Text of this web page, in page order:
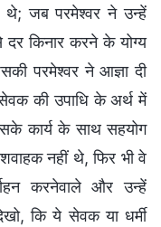
थे; जब परमेश्वर ने उन्हें
किनार करने के योग्य
परमेश्वर ने आज्ञा दी
की उपाधि के अर्थ में
कार्य के साथ सहयोग
नहीं थे, फिर भी वे
करनेवाले और उन्हें
कि ये सेवक या धर्मी